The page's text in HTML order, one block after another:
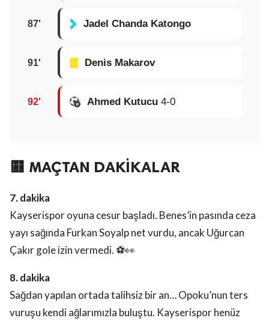
87' Jadel Chanda Katongo
91' Denis Makarov
92' Ahmed Kutucu 4-0
🟨 MAÇTAN DAKİKALAR
7. dakika
Kayserispor oyuna cesur başladı. Benes’in pasında ceza
yayı sağında Furkan Soyalp net vurdu, ancak Uğurcan
Çakır gole izin vermedi. ⚽️👀
8. dakika
Sağdan yapılan ortada talihsiz bir an… Opoku’nun ters
vuruşu kendi ağlarımızla buluştu. Kayserispor henüz